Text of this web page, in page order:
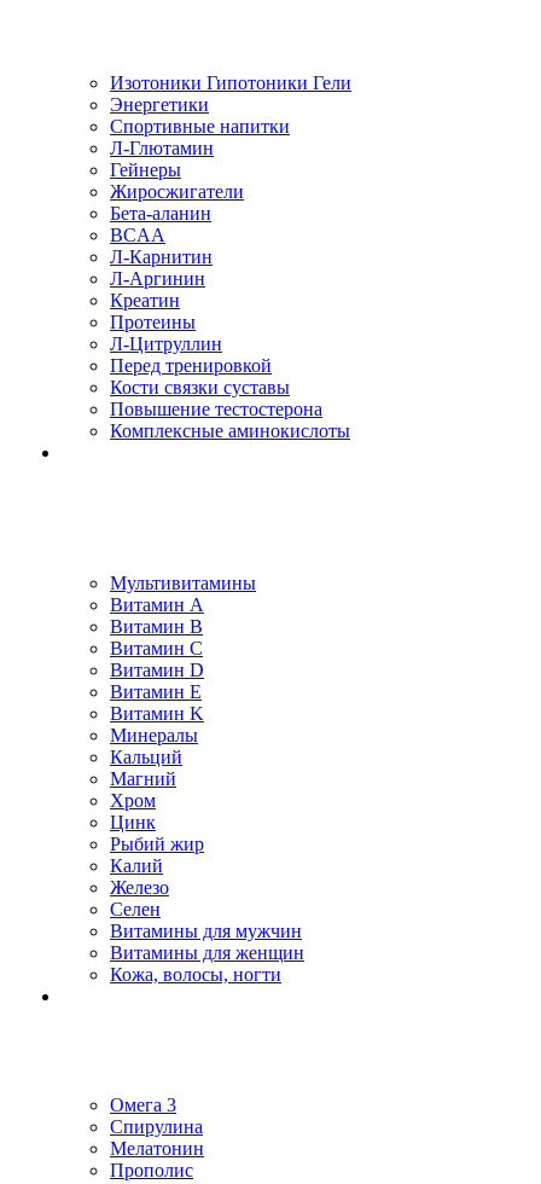
Изотоники Гипотоники Гели
Энергетики
Спортивные напитки
Л-Глютамин
Гейнеры
Жиросжигатели
Бета-аланин
BCAA
Л-Карнитин
Л-Аргинин
Креатин
Протеины
Л-Цитруллин
Перед тренировкой
Кости связки суставы
Повышение тестостерона
Комплексные аминокислоты
Мультивитамины
Витамин A
Витамин B
Витамин C
Витамин D
Витамин E
Витамин K
Минералы
Кальций
Магний
Хром
Цинк
Рыбий жир
Калий
Железо
Селен
Витамины для мужчин
Витамины для женщин
Кожа, волосы, ногти
Омега 3
Спирулина
Мелатонин
Прополис